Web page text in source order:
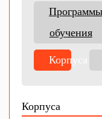
Программы
обучения
Корпуса
Корпуса